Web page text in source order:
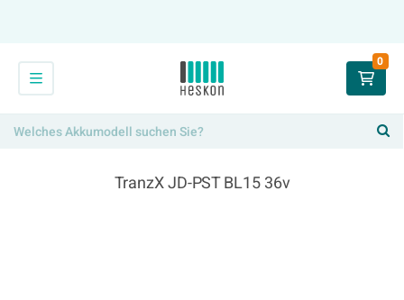
0
TranzX JD-PST BL15 36v